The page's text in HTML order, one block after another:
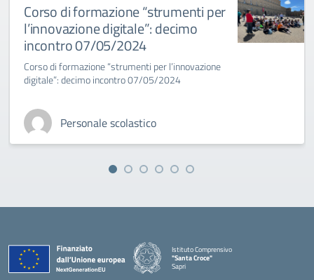
Corso di formazione “strumenti per
l’innovazione digitale”: decimo
incontro 07/05/2024
Corso di formazione “strumenti per l’innovazione
digitale”: decimo incontro 07/05/2024
Personale scolastico
Istituto Comprensivo
"Santa Croce"
Sapri
— Visita la pagina iniziale della scuola